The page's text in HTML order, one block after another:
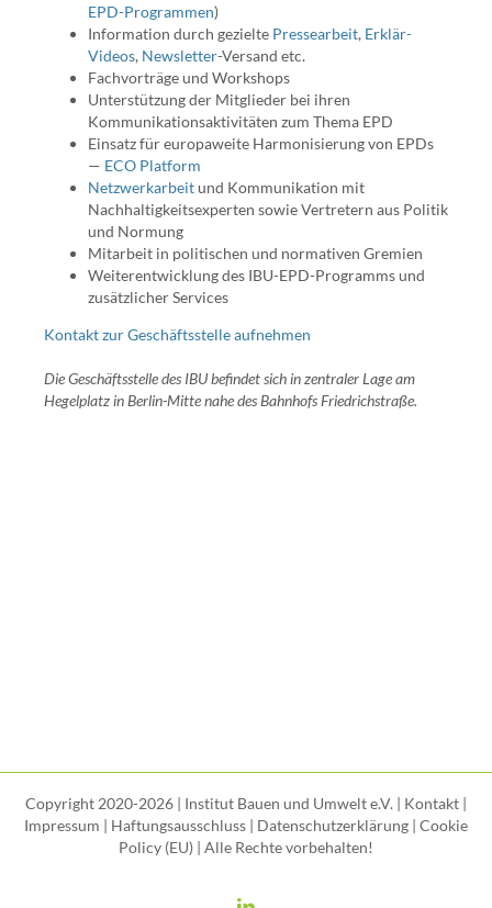
EPD-Programmen)
Information durch gezielte Pressearbeit, Erklär-
Videos, Newsletter-Versand etc.
Fachvorträge und Workshops
Unterstützung der Mitglieder bei ihren
Kommunikationsaktivitäten zum Thema EPD
Einsatz für europaweite Harmonisierung von EPDs
— ECO Platform
Netzwerkarbeitund Kommunikation mit
Nachhaltigkeitsexperten sowie Vertretern aus Politik
und Normung
Mitarbeit in politischen und normativen Gremien
Weiterentwicklung des IBU-EPD-Programms und
zusätzlicher Services
Kontakt zur Geschäftsstelle aufnehmen
Die Geschäftsstelle des IBU befindet sich in zentraler Lage am
Hegelplatz in Berlin-Mitte nahe des Bahnhofs Friedrichstraße.
Copyright 2020-2026 | Institut Bauen und Umwelt e.V. | Kontakt |
Impressum | Haftungsausschluss | Datenschutzerklärung | Cookie
Policy (EU) | Alle Rechte vorbehalten!